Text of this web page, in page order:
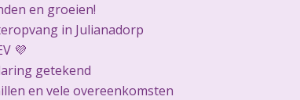
en groeien!
in Julianadorp
💜
getekend
en vele overeenkomsten